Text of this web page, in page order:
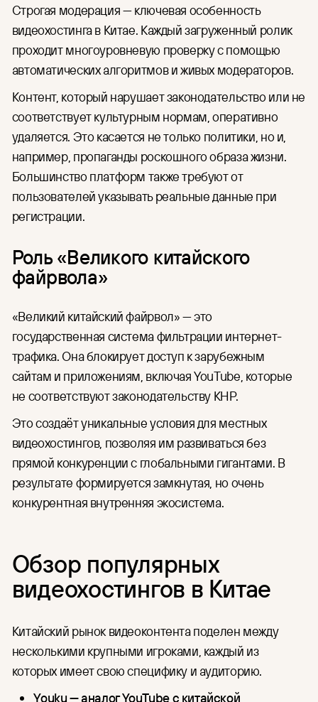
Строгая модерация — ключевая особенность
видеохостинга в Китае. Каждый загруженный ролик
проходит многоуровневую проверку с помощью
автоматических алгоритмов и живых модераторов.
Контент, который нарушает законодательство или не
соответствует культурным нормам, оперативно
удаляется. Это касается не только политики, но и,
например, пропаганды роскошного образа жизни.
Большинство платформ также требуют от
пользователей указывать реальные данные при
регистрации.
Роль «Великого китайского
файрвола»
«Великий китайский файрвол» — это
государственная система фильтрации интернет-
трафика. Она блокирует доступ к зарубежным
сайтам и приложениям, включая YouTube, которые
не соответствуют законодательству КНР.
Это создаёт уникальные условия для местных
видеохостингов, позволяя им развиваться без
прямой конкуренции с глобальными гигантами. В
результате формируется замкнутая, но очень
конкурентная внутренняя экосистема.
Обзор популярных
видеохостингов в Китае
Китайский рынок видеоконтента поделен между
несколькими крупными игроками, каждый из
которых имеет свою специфику и аудиторию.
Youku — аналог YouTube с китайской